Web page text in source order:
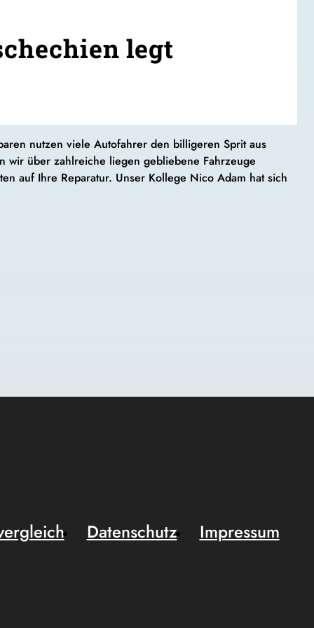
legt
nutzen viele Autofahrer den billigeren Sprit aus
wir über zahlreiche liegen gebliebene Fahrzeuge
auf Ihre Reparatur. Unser Kollege Nico Adam hat sich
Datenschutz
Impressum